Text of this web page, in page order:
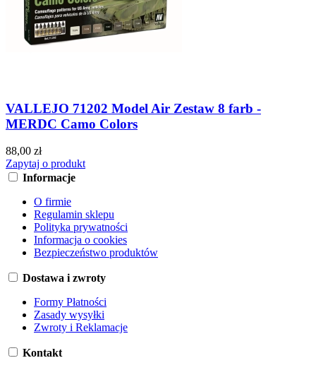
VALLEJO 71202 Model Air Zestaw 8 farb -
MERDC Camo Colors
88,00 zł
Zapytaj o produkt
Informacje
O firmie
Regulamin sklepu
Polityka prywatności
Informacja o cookies
Bezpieczeństwo produktów
Dostawa i zwroty
Formy Płatności
Zasady wysyłki
Zwroty i Reklamacje
Kontakt